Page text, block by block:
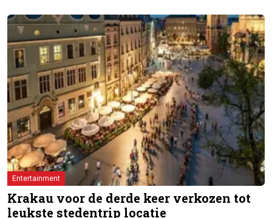
Entertainment
Krakau voor de derde keer verkozen tot
leukste stedentrip locatie